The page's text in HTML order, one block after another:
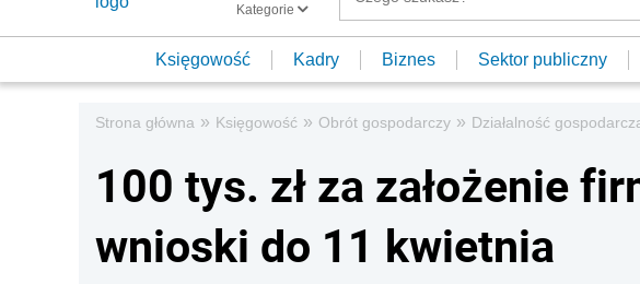
Kategorie
Księgowość Kadry Biznes Sektor publiczny
Strona główna » Księgowość » Obrót gospodarczy » Działalność
100 tys. zł za założenie
wnioski do 11 kwietnia